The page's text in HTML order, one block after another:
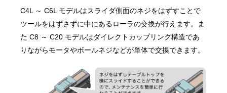
C4L ～ C6L モデルはスライダ側面のネジをはずすことで
ツールをはずさずに中にあるローラの交換が行えます。ま
た C8 ～ C20 モデルはダイレクトカップリング構造であ
りながらモータやボールネジなどが単体で交換できます。